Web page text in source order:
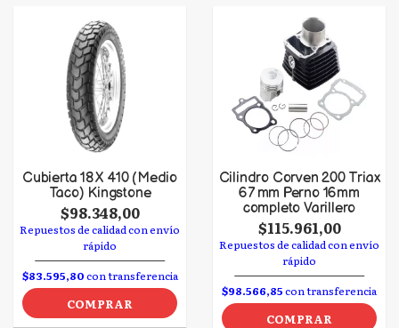
Cubierta 18 X 410 (Medio
Taco) Kingstone
$98.348,00
Repuestos de calidad con envío
rápido
$83.595,80con transferencia
COMPRAR
Cilindro Corven 200 Triax
67 mm Perno 16mm
completo Varillero
$115.961,00
Repuestos de calidad con envío
rápido
$98.566,85con transferencia
COMPRAR